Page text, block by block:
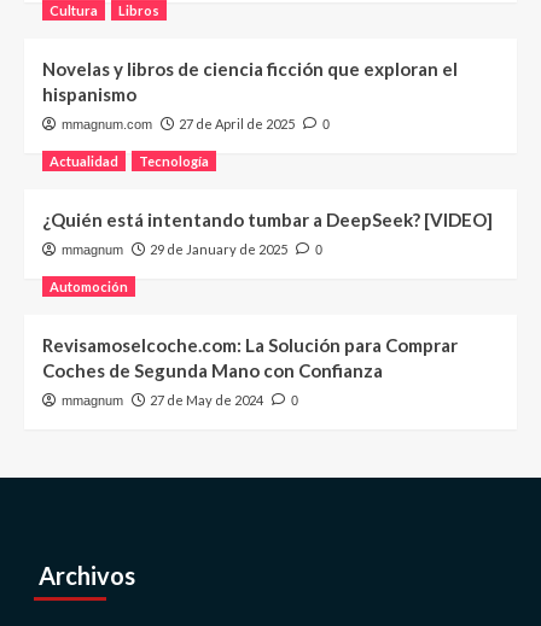
Cultura Libros
Novelas y libros de ciencia ficción que exploran el
hispanismo
mmagnum.com 27 de April de 2025 0
Actualidad Tecnología
¿Quién está intentando tumbar a DeepSeek? [VIDEO]
mmagnum 29 de January de 2025 0
Automoción
Revisamoselcoche.com: La Solución para Comprar
Coches de Segunda Mano con Confianza
mmagnum 27 de May de 2024 0
Archivos